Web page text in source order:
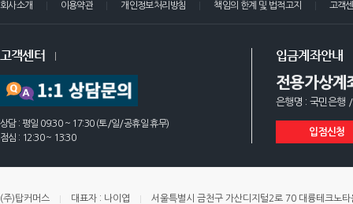
회사소개 이용약관 개인정보처리방침 책임의 한계 및 법적고지 고객
고객센터
상담 : 평일 09:30 ~ 17:30 (토/일/공휴일 휴무)
점심 : 12:30 ~ 13:30
입금계좌안내
전용가상계
은행명 : 국민은행
입점신청
(주)탑커머스 대표자 : 나이엽
서울특별시 금천구 가산디지털2로 70 대륭테크노